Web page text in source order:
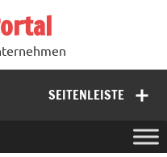
SEITENLEISTE